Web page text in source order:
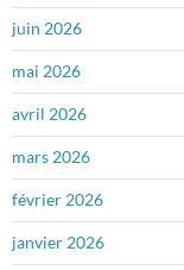
juin 2026
mai 2026
avril 2026
mars 2026
février 2026
janvier 2026